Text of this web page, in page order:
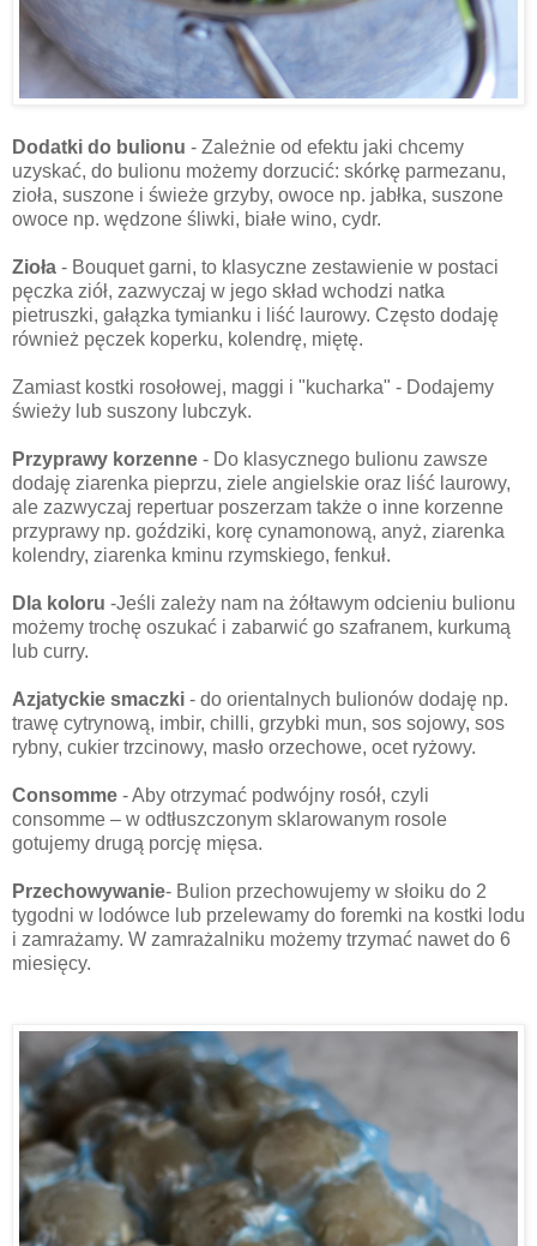
Dodatki do bulionu - Zależnie od efektu jaki chcemy
uzyskać, do bulionu możemy dorzucić: skórkę parmezanu,
zioła, suszone i świeże grzyby, owoce np. jabłka, suszone
owoce np. wędzone śliwki, białe wino, cydr.
Zioła - Bouquet garni, to klasyczne zestawienie w postaci
pęczka ziół, zazwyczaj w jego skład wchodzi natka
pietruszki, gałązka tymianku i liść laurowy. Często dodaję
również pęczek koperku, kolendrę, miętę.
Zamiast kostki rosołowej, maggi i "kucharka" - Dodajemy
świeży lub suszony lubczyk.
Przyprawy korzenne - Do klasycznego bulionu zawsze
dodaję ziarenka pieprzu, ziele angielskie oraz liść laurowy,
ale zazwyczaj repertuar poszerzam także o inne korzenne
przyprawy np. goździki, korę cynamonową, anyż, ziarenka
kolendry, ziarenka kminu rzymskiego, fenkuł.
Dla koloru -Jeśli zależy nam na żółtawym odcieniu bulionu
możemy trochę oszukać i zabarwić go szafranem, kurkumą
lub curry.
Azjatyckie smaczki - do orientalnych bulionów dodaję np.
trawę cytrynową, imbir, chilli, grzybki mun, sos sojowy, sos
rybny, cukier trzcinowy, masło orzechowe, ocet ryżowy.
Consomme - Aby otrzymać podwójny rosół, czyli
consomme – w odtłuszczonym sklarowanym rosole
gotujemy drugą porcję mięsa.
Przechowywanie- Bulion przechowujemy w słoiku do 2
tygodni w lodówce lub przelewamy do foremki na kostki lodu
i zamrażamy. W zamrażalniku możemy trzymać nawet do 6
miesięcy.